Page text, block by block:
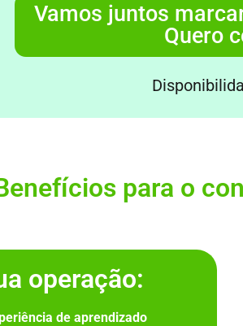
Vamos juntos
Quero
para o
operação:
de aprendizado